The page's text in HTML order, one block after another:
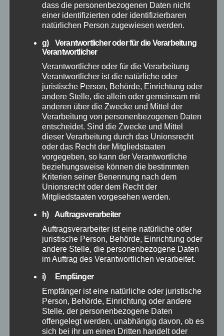
Bitte beachten Sie, dass die Erfahrungen und
Meinungen der Kunden individuell sind und
empfehlen Ihnen, die
Böttcher Fahrrädernzu lesen und Ihre eigene
Entscheidung unter Berücksichtigung Ihrer
persönlichen Vorlieben zu treffen.
Böttcher Fahrräder im
Test
In verschiedenen Tests wurden Böttcher
Fahrräder auf ihre Qualität, Leistung und
Zuverlässigkeit geprüft. Die Ergebnisse waren
größtenteils positiv, mit vielen Fahrrädern, die
gute Bewertungen erhalten haben. Die
dass die personenbezogenen Daten nicht
einer identifizierten oder identifizierbaren
natürlichen Person zugewiesen werden.
g) Verantwortlicher oder für die Verarbeitung
Verantwortlicher
Verantwortlicher oder für die Verarbeitung
Verantwortlicher ist die natürliche oder
juristische Person, Behörde, Einrichtung oder
andere Stelle, die allein oder gemeinsam mit
anderen über die Zwecke und Mittel der
Verarbeitung von personenbezogenen Daten
entscheidet. Sind die Zwecke und Mittel
dieser Verarbeitung durch das Unionsrecht
oder das Recht der Mitgliedstaaten
vorgegeben, so kann der Verantwortliche
beziehungsweise können die bestimmten
Kriterien seiner Benennung nach dem
Unionsrecht oder dem Recht der
Mitgliedstaaten vorgesehen werden.
h) Auftragsverarbeiter
Auftragsverarbeiter ist eine natürliche oder
juristische Person, Behörde, Einrichtung oder
andere Stelle, die personenbezogene Daten
im Auftrag des Verantwortlichen verarbeitet.
i) Empfänger
Empfänger ist eine natürliche oder juristische
Person, Behörde, Einrichtung oder andere
Stelle, der personenbezogene Daten
offengelegt werden, unabhängig davon, ob es
sich bei ihr um einen Dritten handelt oder